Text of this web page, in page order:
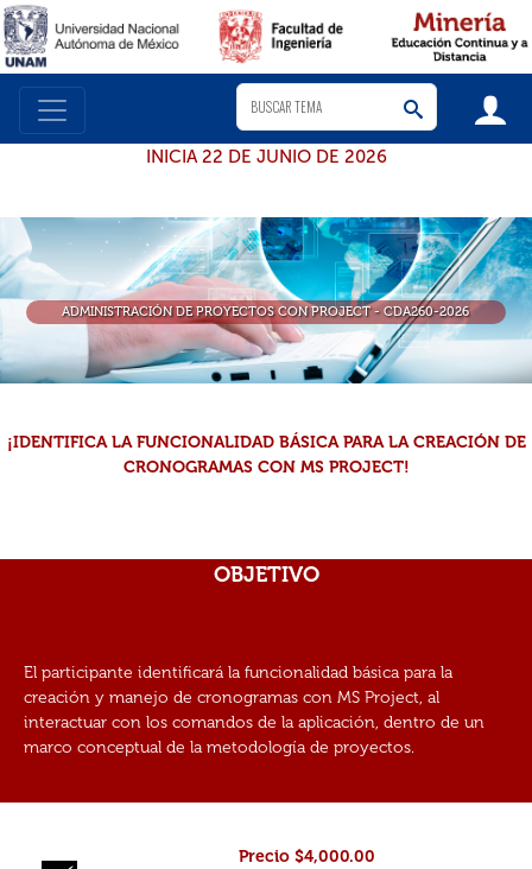
INICIA 22 DE JUNIO DE 2026
ADMINISTRACIÓN DE PROYECTOS CON PROJECT - CDA260-2026
¡IDENTIFICA LA FUNCIONALIDAD BÁSICA PARA LA CREACIÓN DE
CRONOGRAMAS CON MS PROJECT!
OBJETIVO
El participante identificará la funcionalidad básica para la
creación y manejo de cronogramas con MS Project, al
interactuar con los comandos de la aplicación, dentro de un
marco conceptual de la metodología de proyectos.
Precio $4,000.00